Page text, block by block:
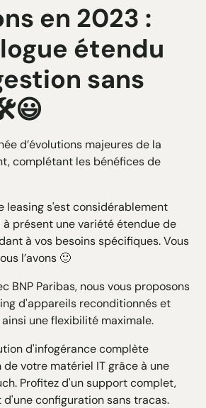
en 2023 :
étendu
sans
d’évolutions majeures de la
complétant les bénéfices de
leasing s'est considérablement
présent une variété étendue de
à vos besoins spécifiques. Vous
l’avons 🙂
BNP Paribas, nous vous proposons
d'appareils reconditionnés et
une flexibilité maximale.
d'infogérance complète
votre matériel IT grâce à une
Profitez d'un support complet,
configuration sans tracas.